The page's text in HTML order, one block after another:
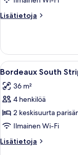
View
Room
kuvat
Lisätietoja
Lisätietoja
Strip
View
Room
Avaa
kaikki
huonetyypin
Bordeaux
South
Strip
View
Room
4
Bordeaux South
36 m²
4 henkilöä
2 keskisuurta
Ilmainen Wi-Fi
Lisätietoja
Lisätietoja